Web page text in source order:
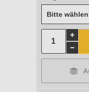
Bitte wählen